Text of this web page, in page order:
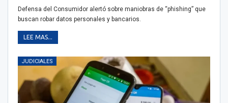
Defensa del Consumidor alertó sobre maniobras de “phishing” que
buscan robar datos personales y bancarios.
LEE MAS...
JUDICIALES